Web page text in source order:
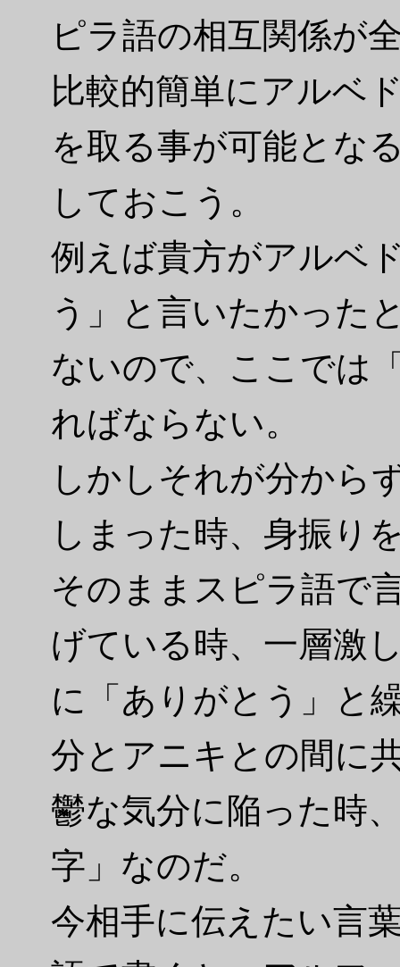
ピラ語の相互関係が
比較的簡単にアルベ
を取る事が可能とな
しておこう。
例えば貴方がアルベ
う」と言いたかった
ないので、ここでは
ればならない。
しかしそれが分から
しまった時、身振り
そのままスピラ語で
げている時、一層激
に「ありがとう」と
分とアニキとの間に
鬱な気分に陥った時
字」なのだ。
今相手に伝えたい言